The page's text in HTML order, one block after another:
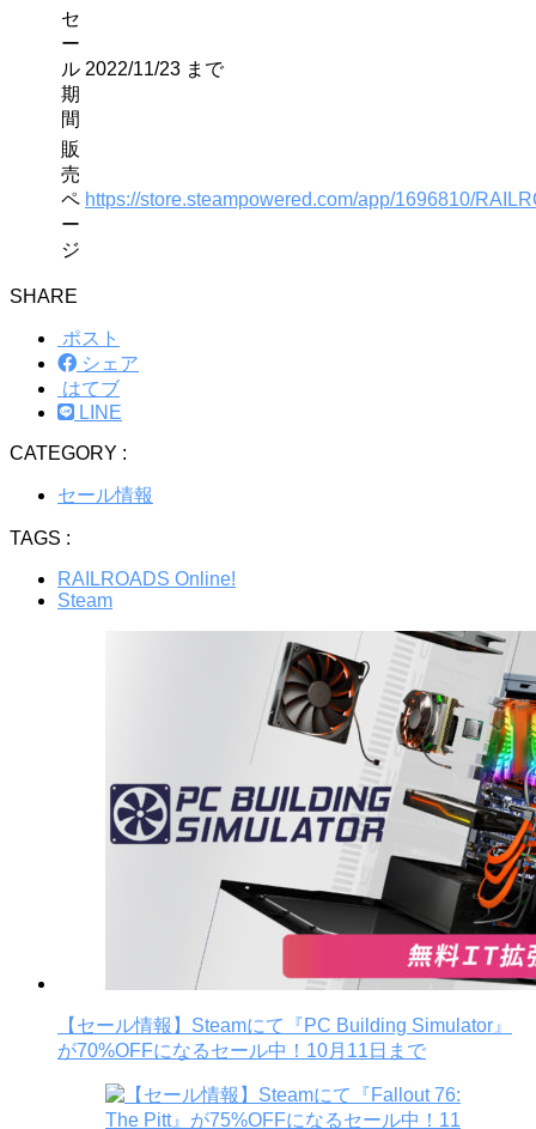
セ
ー
ル
期
間
2022/11/23 まで
販
売
ペ
ー
ジ
https://store.steampowered.com/app/1696810/
SHARE
ポスト
シェア
はてブ
LINE
CATEGORY :
セール情報
TAGS :
RAILROADS Online!
Steam
【セール情報】Steamにて『PC Building Simulator』
が70%OFFになるセール中！10月11日まで